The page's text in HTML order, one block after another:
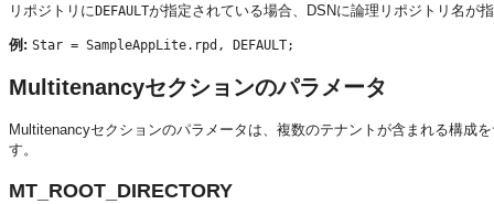
リポジトリにDEFAULTが指定されている場合、DSNに論理リポジトリ名が
例: Star = SampleAppLite.rpd, DEFAULT;
Multitenancyセクションのパラメータ
Multitenancyセクションのパラメータは、複数のテナントが含まれる構成
す。
MT_ROOT_DIRECTORY